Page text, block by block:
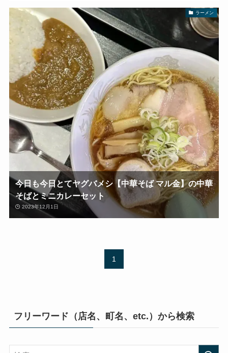
ラーメン
今日も今日とてヤグバメシ【中華そば マル金】の中華
そばとミニカレーセット
2023年12月1日
1
フリーワード（店名、町名、etc.）から検索